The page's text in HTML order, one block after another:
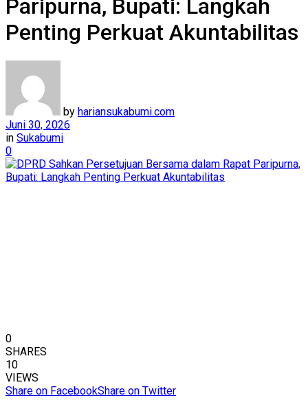
Paripurna, Bupati: Langkah
Penting Perkuat Akuntabilitas
by hariansukabumi.com
Juni 30, 2026
in Sukabumi
0
0
SHARES
10
VIEWS
Share on FacebookShare on Twitter